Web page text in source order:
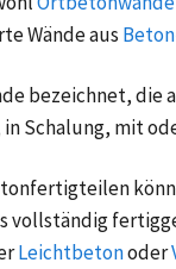
Wände aus
bezeichnet, die
Schalung, mit
vollständig
Leichtbetonoder